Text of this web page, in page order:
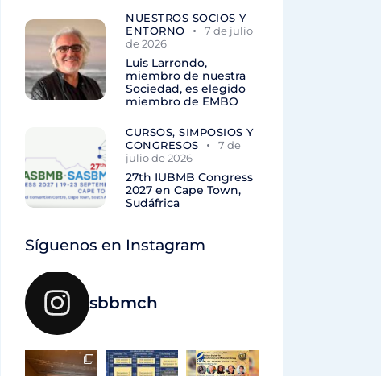
NUESTROS SOCIOS Y
ENTORNO
7 de julio
de 2026
Luis Larrondo,
miembro de nuestra
Sociedad, es elegido
miembro de EMBO
CURSOS, SIMPOSIOS Y
CONGRESOS
7 de
julio de 2026
27th IUBMB Congress
2027 en Cape Town,
Sudáfrica
Síguenos en Instagram
sbbmch